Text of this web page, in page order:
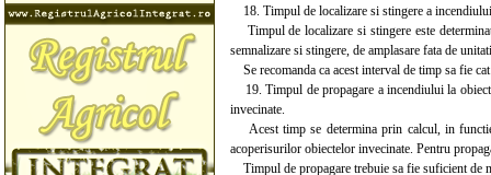
18. Timpul de localizare si stingere a
Timpul de localizare si stingere este
semnalizare si stingere, de amplasare fata de
Se recomanda ca acest interval de timp sa fie
19. Timpul de propagare a incendiului la
invecinate.
Acest timp se determina prin calcul, in
acoperisurilor obiectelor invecinate. Pentru
Timpul de propagare trebuie sa fie suficient de